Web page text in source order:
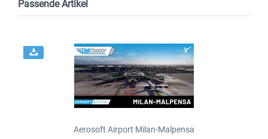
Passende Artikel
Aerosoft Airport Milan-Malpensa